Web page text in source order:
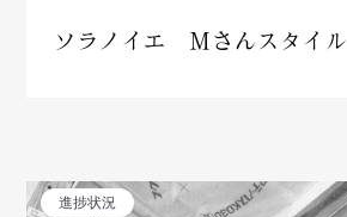
ソラノイエ Ｍさんスタイル
進捗状況